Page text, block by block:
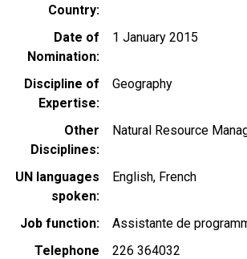
Country
Date of
Nomination
1 January 2015
Discipline of
Expertise
Geography
Other
Disciplines
Natural Resource
UN languages
spoken
English French
Job function
Assistante de
Telephone
226 364032